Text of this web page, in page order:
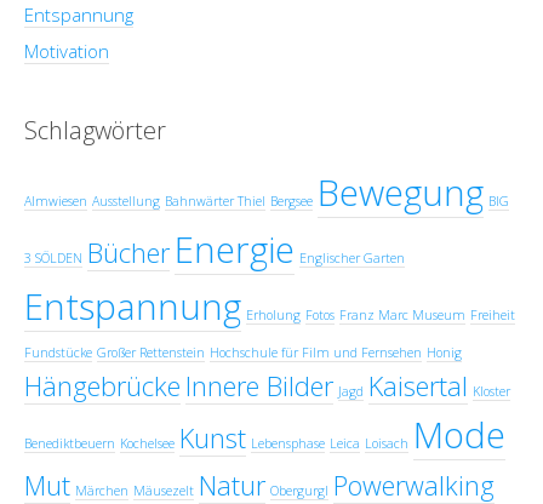
Entspannung
Motivation
Schlagwörter
Almwiesen Ausstellung Bahnwärter Thiel Bergsee Bewegung BIG
3 SÖLDEN Bücher Energie Englischer Garten
Entspannung Erholung Fotos Franz Marc Museum Freiheit
Fundstücke Großer Rettenstein Hochschule für Film und Fernsehen Honig
Hängebrücke Innere Bilder Jagd Kaisertal Kloster
Benediktbeuern Kochelsee Kunst Lebensphase Leica Loisach Mode
Mut Märchen Mäusezelt Natur Obergurgl Powerwalking